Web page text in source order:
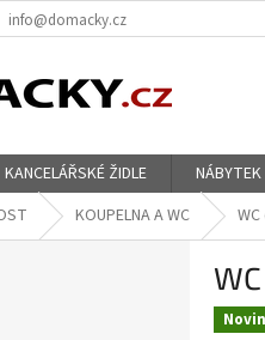
info@domacky.cz
KANCELÁŘSKÉ ŽIDLE NÁBYTEK
KOUPELNA A WC